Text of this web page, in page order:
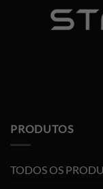
PRODUTOS
TODOS OS